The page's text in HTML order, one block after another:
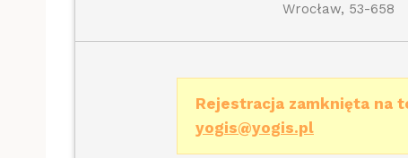
Wrocław, 53-658
Rejestracja zamknięta na
yogis@yogis.pl